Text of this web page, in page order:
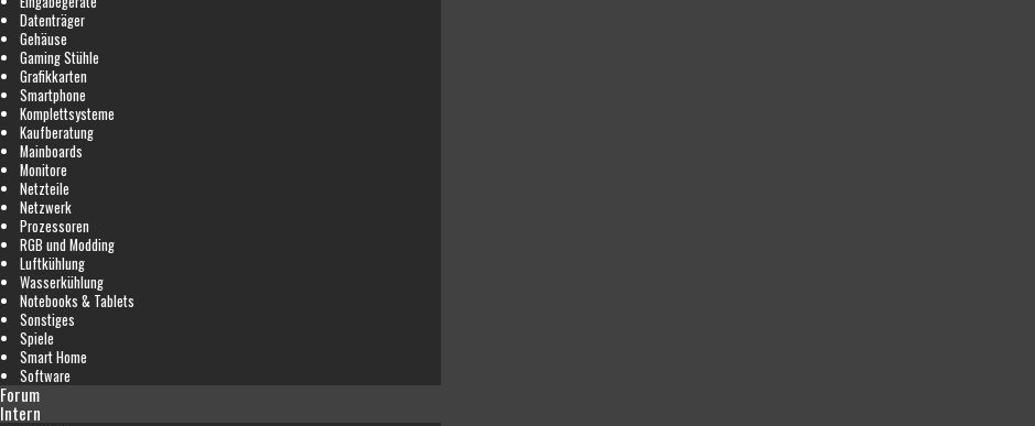
Datenträger
Gehäuse
Gaming Stühle
Grafikkarten
Smartphone
Komplettsysteme
Kaufberatung
Mainboards
Monitore
Netzteile
Netzwerk
Prozessoren
RGB und Modding
Luftkühlung
Wasserkühlung
Notebooks & Tablets
Sonstiges
Spiele
Smart Home
Software
Forum
Intern